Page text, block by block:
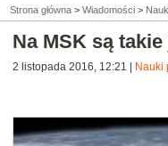
Strona główna > Wiadomości >
Na MSK są
2 listopada 2016, 12:21 Nauki